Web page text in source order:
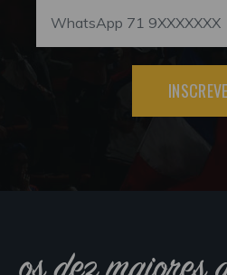
os dez maiores